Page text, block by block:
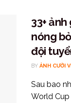
33+
nóng
đội
BY ẢNH CƯỜI
Sau bao
World